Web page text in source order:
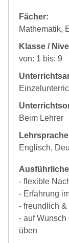
Fächer:
Mathematik,
Klasse /
von: 1 bis: 9
Beim Lehrer
Englisch,
- flexible
- Erfahrung
- freundlich
- auf
üben